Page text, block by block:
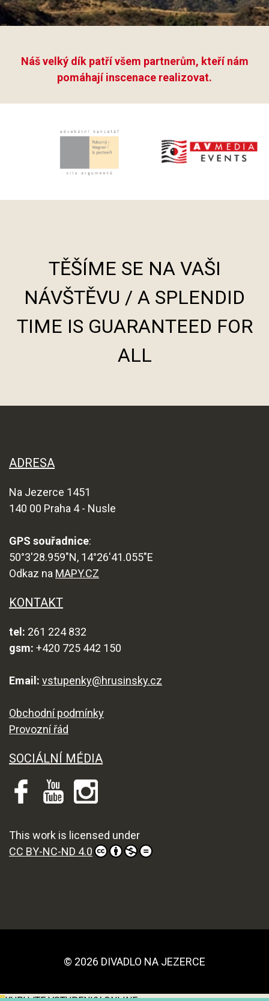
Náš velký dík patří všem partnerům, kteří nám
pomáhají inscenace realizovat.
TĚŠÍME SE NA VAŠI
NÁVŠTĚVU / A SPLENDID
TIME IS GUARANTEED FOR
ALL
ADRESA
Na Jezerce 1451
140 00 Praha 4 - Nusle
GPS souřadnice:
50°3'28.959"N, 14°26'41.055"E
Odkaz na MAPY.CZ
KONTAKT
tel: 261 224 832
gsm: +420 725 442 150
Email: vstupenky@hrusinsky.cz
Obchodní podmínky
Provozní řád
SOCIÁLNÍ MÉDIA
This work is licensed under
CC BY-NC-ND 4.0
© 2026 DIVADLO NA JEZERCE